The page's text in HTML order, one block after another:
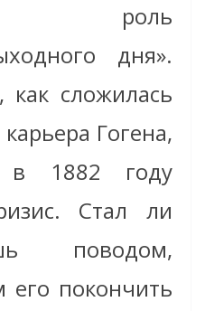
роль
дня».
как сложилась
Гогена,
в 1882 году
Стал ли
поводом,
его покончить